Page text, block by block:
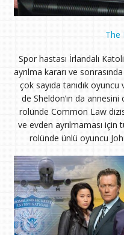
The
Spor hastası İrlandalı
ayrılma kararı ve
çok sayıda tanıdık
de Sheldon’ın da
rolünde Common Law
ve evden ayrılmaması için
rolünde ünlü oyuncu